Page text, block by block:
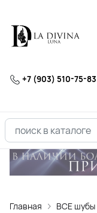
+7 (903) 510-75-83
Главная ВСЕ шубы